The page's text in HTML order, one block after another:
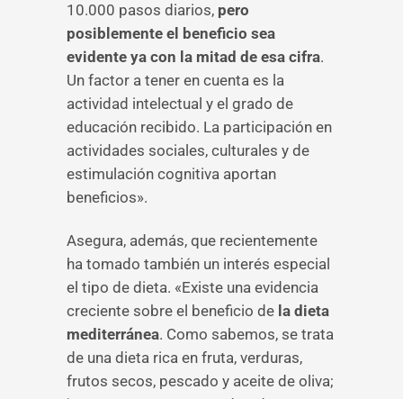
10.000 pasos diarios, pero
posiblemente el beneficio sea
evidente ya con la mitad de esa cifra.
Un factor a tener en cuenta es la
actividad intelectual y el grado de
educación recibido. La participación en
actividades sociales, culturales y de
estimulación cognitiva aportan
beneficios».
Asegura, además, que recientemente
ha tomado también un interés especial
el tipo de dieta. «Existe una evidencia
creciente sobre el beneficio de la dieta
mediterránea. Como sabemos, se trata
de una dieta rica en fruta, verduras,
frutos secos, pescado y aceite de oliva;